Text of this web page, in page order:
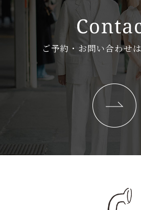
ご予約・お問い合わせ